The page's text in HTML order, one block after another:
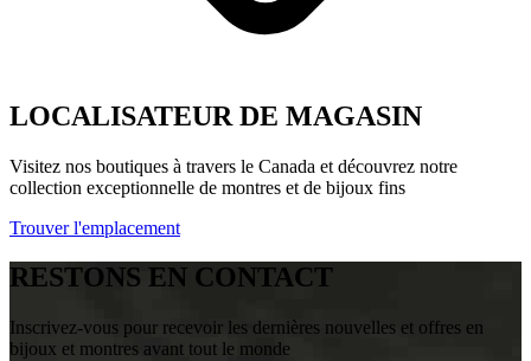
LOCALISATEUR DE MAGASIN
Visitez nos boutiques à travers le Canada et découvrez notre
collection exceptionnelle de montres et de bijoux fins
Trouver l'emplacement
RESTONS EN CONTACT
Inscrivez-vous pour recevoir les dernières nouvelles et offres en
bijoux et montres avant tout le monde